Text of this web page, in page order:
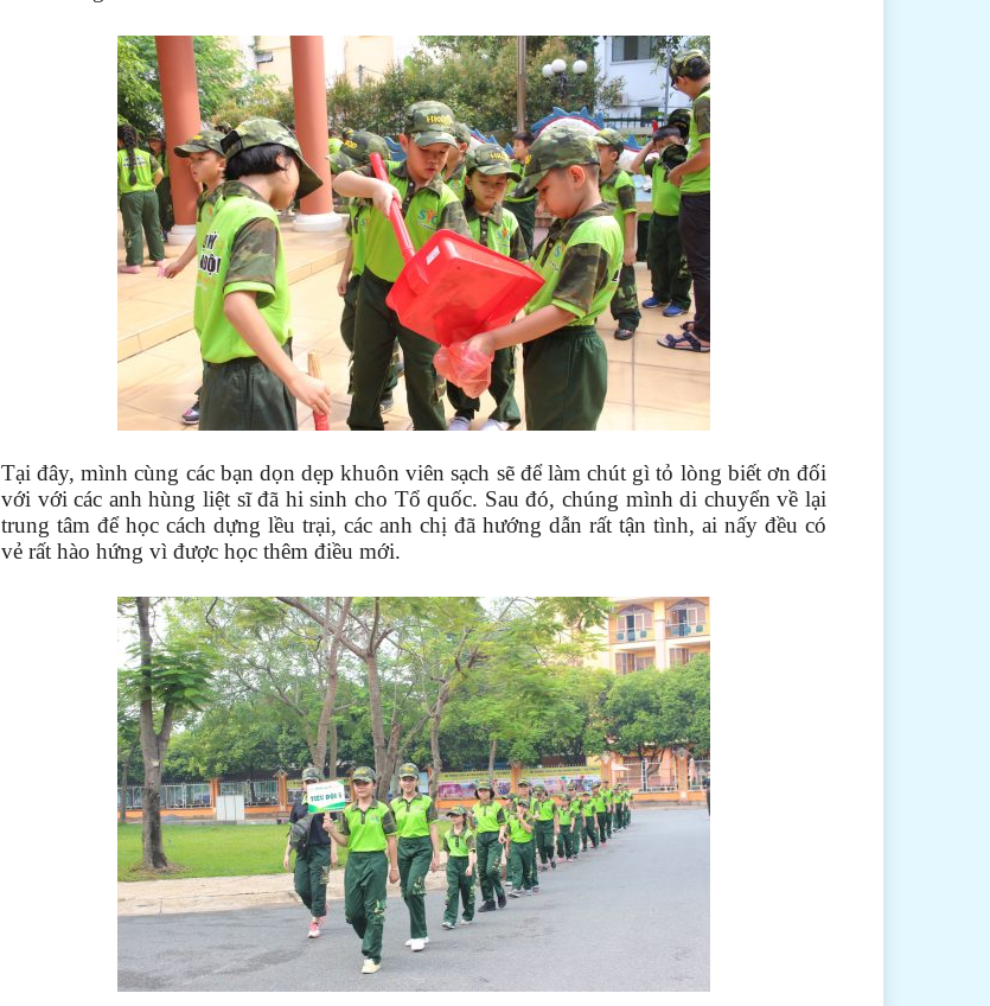
Tại đây, mình cùng các bạn dọn dẹp khuôn viên sạch sẽ để làm chút gì tỏ lòng biết ơn đối
với với các anh hùng liệt sĩ đã hi sinh cho Tổ quốc. Sau đó, chúng mình di chuyển về lại
trung tâm để học cách dựng lều trại, các anh chị đã hướng dẫn rất tận tình, ai nấy đều có
vẻ rất hào hứng vì được học thêm điều mới.